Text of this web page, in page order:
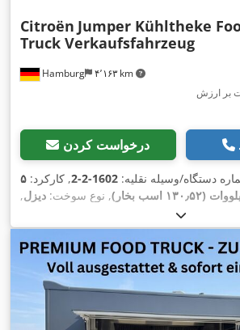
Hamburg ۴٬۱۶۳ km
Citroën Jumper Kühltheke
Truck Verkaufsfahrzeug
بر ارزش
درخواست کردن
دستگاه/وسیله نقلیه: 1602-2-2 , کارکرد: ۵
, نوع سوخت: دیزل,
, حداکثر وزن بار:
بین دو محور:۳٬۴۴۵ میلی‌متر , سوخت:دیزل,
انتشار CO₂:
سفید, کابین راننده:دیگر, نوع
انتشار: یورو ۶ , سیستم تعلیق:فولاد, طول
, عرض فضای بارگیری:۲٬۲۵۰
بارگیری:۲٬۳۰۰ میلی‌متر , تجهیزات:
برنامه پایداری الکترونیکی (ESP), تهویه مطبوع, رایانه‌ی روی برد,